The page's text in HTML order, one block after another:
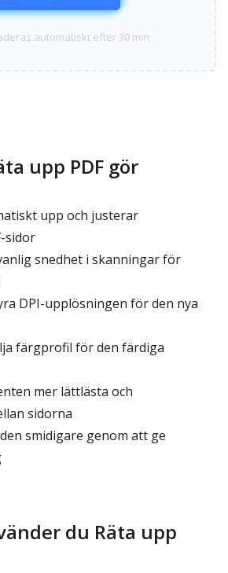
automatiskt efter 30 min
upp PDF gör
upp och justerar
sidor
snedhet i skanningar för
DPI-upplösningen för den nya
färgprofil för den färdiga
mer lättlästa och
sidorna
smidigare genom att ge
du Räta upp